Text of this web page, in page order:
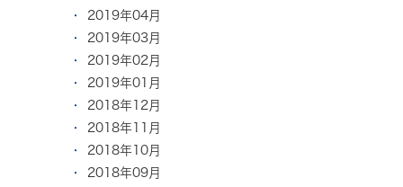
2019年04月
2019年03月
2019年02月
2019年01月
2018年12月
2018年11月
2018年10月
2018年09月